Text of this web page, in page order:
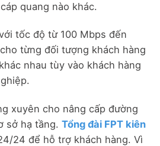
quang nào khác.
tốc độ từ 100 Mbps đến
từng đối tượng khách hàng
nhau tùy vào khách hàng
xuyên cho nâng cấp đường
sở hạ tầng. Tổng đài FPT kiên
24 để hỗ trợ khách hàng. Vì